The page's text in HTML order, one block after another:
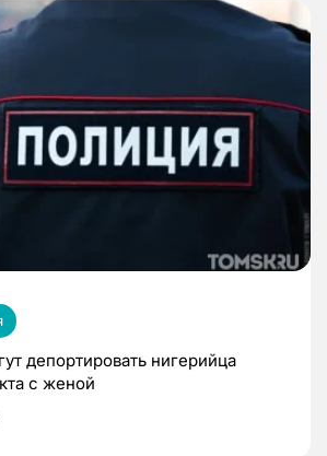
депортировать нигерийца
с женой